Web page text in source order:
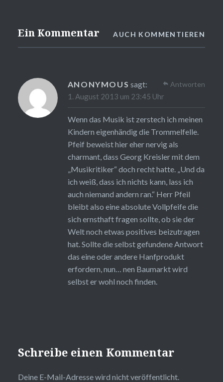
Ein Kommentar AUCH KOMMENTIEREN
ANONYMOUS sagt:
1. August 2013 um 23:45 Uhr
Wenn das Musik ist zerstech ich meinen
Kindern eigenhändig die Trommelfelle.
Pfeif beweist hier eher nervig als
charmant, dass Georg Kreisler mit dem
„Musikritiker“ doch recht hatte. „Und da
ich weiß, dass ich nichts kann, lass ich
auch niemand andern ran.“ Herr Pfeil
bleibt also eine absolute Vollpfeife die
sich ernsthaft fragen sollte, ob sie der
Welt noch etwas positives beizutragen
hat. Sollte die selbst gefundene Antwort
das eine oder andere Hanfprodukt
erfordern, nun… nen Baumarkt wird
selbst er wohl noch finden.
Antworten
Schreibe einen Kommentar
Deine E-Mail-Adresse wird nicht veröffentlicht.